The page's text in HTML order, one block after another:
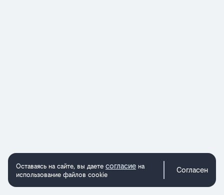
Оставаясь на сайте, вы даете согласие на
использование файлов cookie
Согласен